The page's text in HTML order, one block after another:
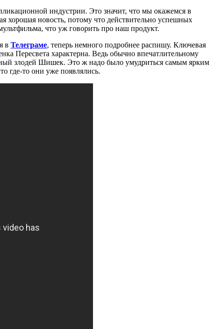
индустрии. Это значит, что мы окажемся в
хорошая новость, потому что действительно успешных
что уж говорить про наш продукт.
в Телеграме, теперь немного подробнее распишу. Ключевая
Пересвета характерна. Ведь обычно впечатлительному
злодей Шишек. Это ж надо было умудриться самым ярким
где-то они уже появлялись.